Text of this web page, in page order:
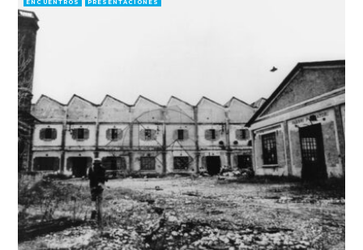
ENCUENTROS PRESENTACIONES